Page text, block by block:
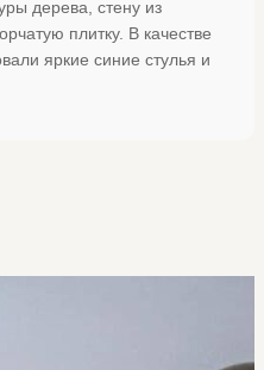
дерева, стену из
плитку. В качестве
яркие синие стулья и